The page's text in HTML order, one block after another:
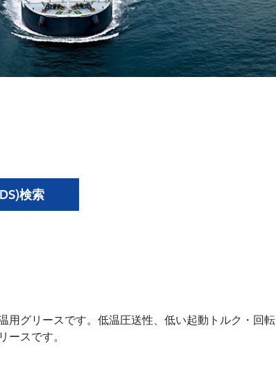
検索
用グリースです。低温圧送性、低い起動トルク・回転
スです。